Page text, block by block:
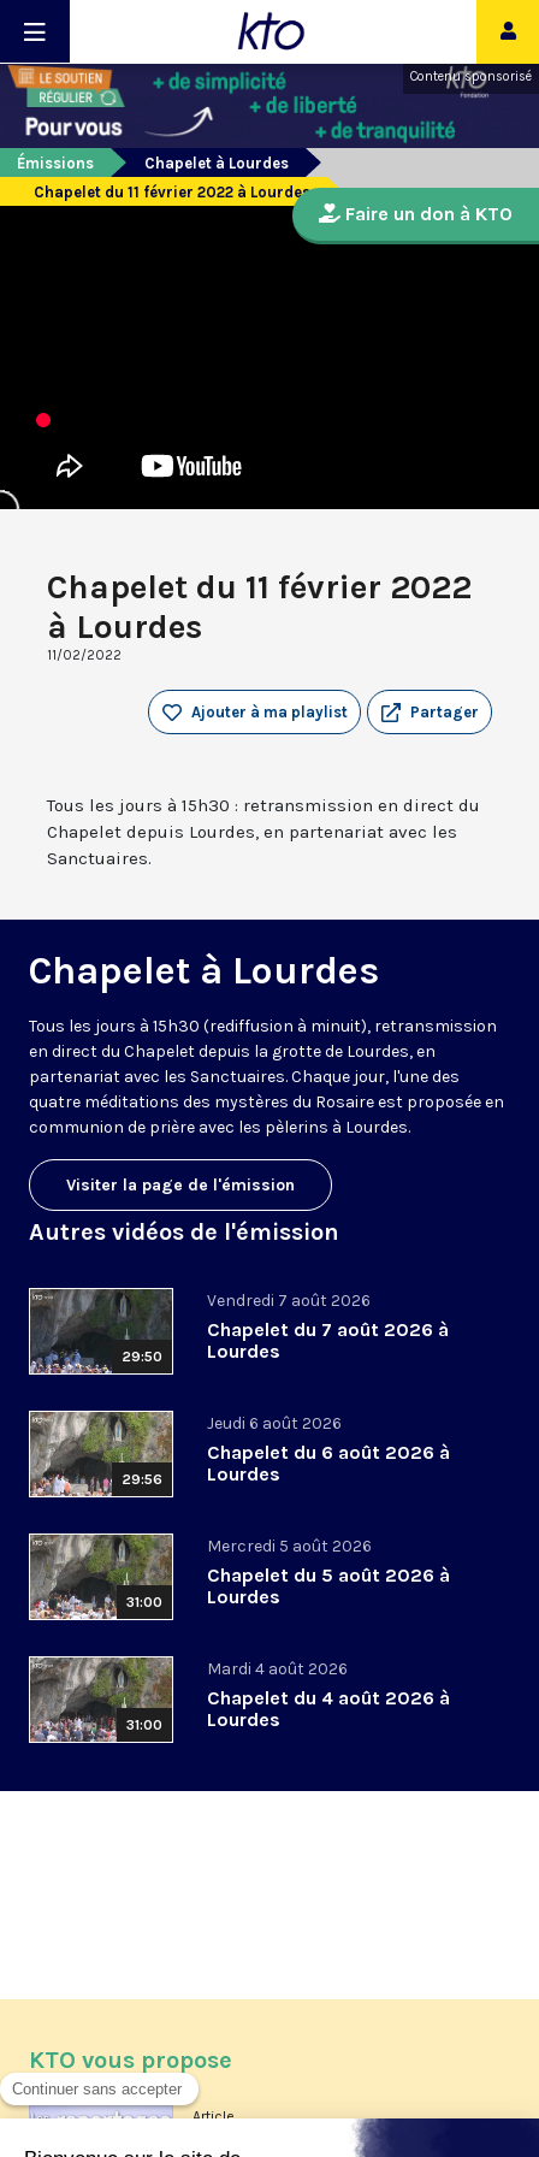
Contenu sponsorisé
Émissions
Chapelet à Lourdes
Chapelet du 11 février 2022 à Lourdes
Chapelet du 11 février 2022
à Lourdes
11/02/2022
Partager
Ajouter à ma playlist
Tous les jours à 15h30 : retransmission en direct du
Chapelet depuis Lourdes, en partenariat avec les
Sanctuaires.
Chapelet à Lourdes
Tous les jours à 15h30 (rediffusion à minuit), retransmission
en direct du Chapelet depuis la grotte de Lourdes, en
partenariat avec les Sanctuaires. Chaque jour, l'une des
quatre méditations des mystères du Rosaire est proposée en
communion de prière avec les pèlerins à Lourdes.
Visiter la page de l'émission
Autres vidéos de l'émission
29:50
Vendredi 7 août 2026
Chapelet du 7 août 2026 à
Lourdes
29:56
Jeudi 6 août 2026
Chapelet du 6 août 2026 à
Lourdes
31:00
Mercredi 5 août 2026
Chapelet du 5 août 2026 à
Lourdes
31:00
Mardi 4 août 2026
Chapelet du 4 août 2026 à
Lourdes
Faire un don à KTO
KTO vous propose
Article
Les reportages d'été 2026 de KTO